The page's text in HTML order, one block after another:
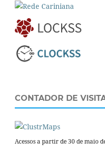
CONTADOR DE
Acessos a partir de 30 de maio